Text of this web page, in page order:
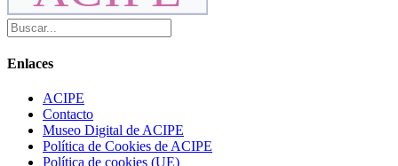
Enlaces
ACIPE
Contacto
Museo Digital de ACIPE
Política de Cookies de ACIPE
Política de cookies (UE)